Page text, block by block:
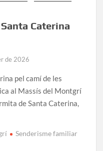
Caterina
de 2026
pel camí de les
al Massís del Montgrí
de Santa Caterina,
Senderisme familiar